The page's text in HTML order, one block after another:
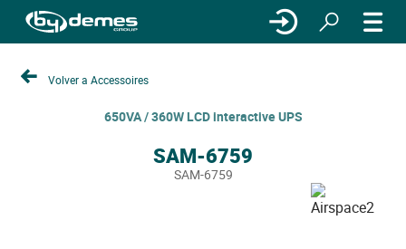
Volver a Accessoires
650VA / 360W LCD interactive UPS
SAM-6759
SAM-6759